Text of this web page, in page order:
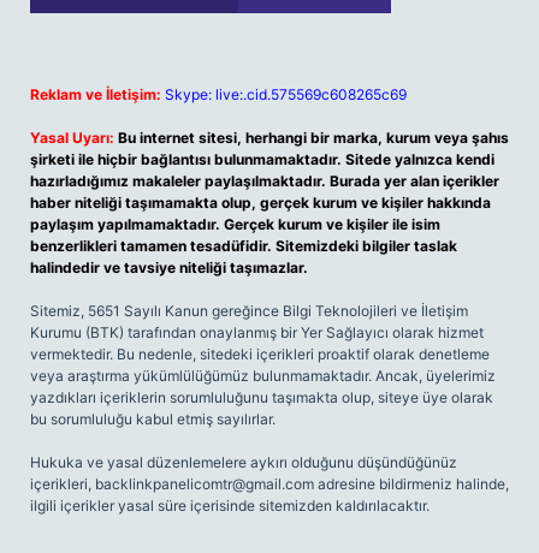
Reklam ve İletişim: Skype: live:.cid.575569c608265c69
Yasal Uyarı: Bu internet sitesi, herhangi bir marka, kurum veya şahıs
şirketi ile hiçbir bağlantısı bulunmamaktadır. Sitede yalnızca kendi
hazırladığımız makaleler paylaşılmaktadır. Burada yer alan içerikler
haber niteliği taşımamakta olup, gerçek kurum ve kişiler hakkında
paylaşım yapılmamaktadır. Gerçek kurum ve kişiler ile isim
benzerlikleri tamamen tesadüfidir. Sitemizdeki bilgiler taslak
halindedir ve tavsiye niteliği taşımazlar.
Sitemiz, 5651 Sayılı Kanun gereğince Bilgi Teknolojileri ve İletişim
Kurumu (BTK) tarafından onaylanmış bir Yer Sağlayıcı olarak hizmet
vermektedir. Bu nedenle, sitedeki içerikleri proaktif olarak denetleme
veya araştırma yükümlülüğümüz bulunmamaktadır. Ancak, üyelerimiz
yazdıkları içeriklerin sorumluluğunu taşımakta olup, siteye üye olarak
bu sorumluluğu kabul etmiş sayılırlar.
Hukuka ve yasal düzenlemelere aykırı olduğunu düşündüğünüz
içerikleri, backlinkpanelicomtr@gmail.com adresine bildirmeniz halinde,
ilgili içerikler yasal süre içerisinde sitemizden kaldırılacaktır.